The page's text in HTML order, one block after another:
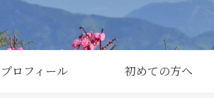
プロフィール 初めての方へ